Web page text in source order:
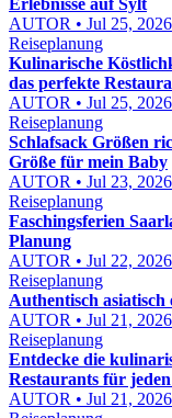
Erlebnisse auf Sylt
AUTOR • Jul 25, 2026
Reiseplanung
Kulinarische
das perfekte
AUTOR • Jul 25, 2026
Reiseplanung
Schlafsack Größen
Größe für mein Baby
AUTOR • Jul 23, 2026
Reiseplanung
Faschingsferien
Planung
AUTOR • Jul 22, 2026
Reiseplanung
Authentisch
AUTOR • Jul 21, 2026
Reiseplanung
Entdecke die
Restaurants für
AUTOR • Jul 21, 2026